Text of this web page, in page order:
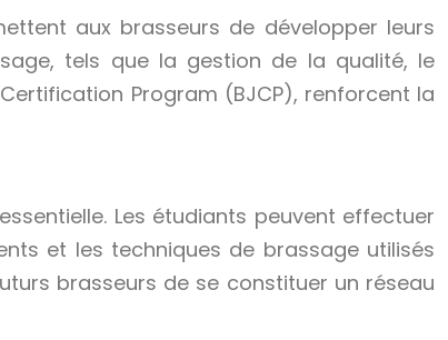
aux brasseurs de développer leurs
tels que la gestion de la qualité, le
Program (BJCP), renforcent la
Les étudiants peuvent effectuer
et les techniques de brassage utilisés
brasseurs de se constituer un réseau